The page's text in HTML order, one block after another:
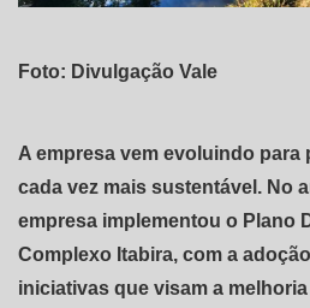
Foto: Divulgação Vale
A empresa vem evoluindo para
cada vez mais sustentável. No
empresa implementou o Plano
Complexo Itabira, com a
iniciativas que visam a